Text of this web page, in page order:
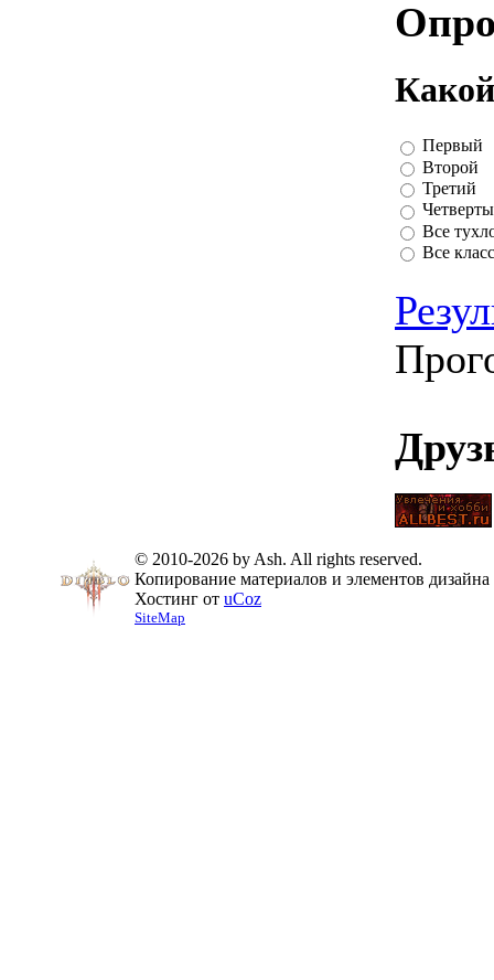
Первый
Второй
Третий
Все
Все класс
© 2010-2026 by Ash. All rights reserved.
Копирование материалов и элементов
Хостинг от uCoz
SiteMap